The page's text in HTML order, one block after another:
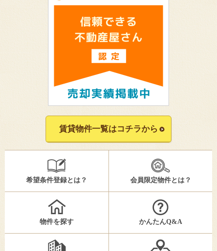
賃貸物件一覧はコチラから
希望条件登録とは？ 会員限定物件とは？
物件を探す かんたんQ&A